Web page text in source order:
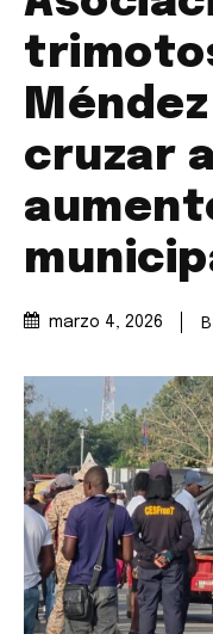
cruzar
marzo 4, 2026